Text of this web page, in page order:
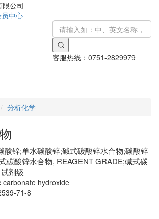
公司
中心
客服热线： 0751-2829979
分析化学
酸锌;单水碳酸锌;碱式碳酸锌水合物;碳酸锌
碳酸锌水合物, REAGENT GRADE;碱式碳
剂级
carbonate hydroxide
71-8